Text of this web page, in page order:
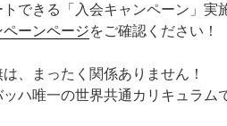
できる「入会キャンペーン」実
ペーンページをご確認ください！
、まったく関係ありません！
ハ唯一の世界共通カリキュラ